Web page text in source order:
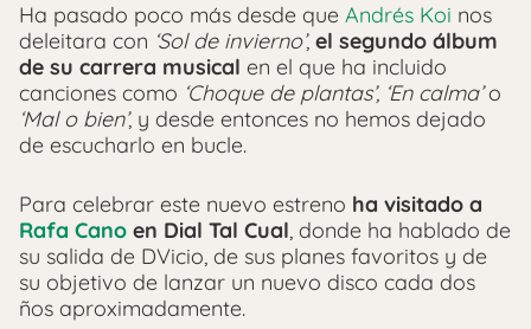
Ha pasado poco más desde que Andrés Koi nos
deleitara con ‘Sol de invierno’, el segundo álbum
de su carrera musical en el que ha incluido
canciones como ‘Choque de plantas’, ‘En calma’o
‘Mal o bien’, y desde entonces no hemos dejado
de escucharlo en bucle.
Para celebrar este nuevo estreno ha visitado a
Rafa Cano en Dial Tal Cual, donde ha hablado de
su salida de DVicio, de sus planes favoritos y de
su objetivo de lanzar un nuevo disco cada dos
ños aproximadamente.